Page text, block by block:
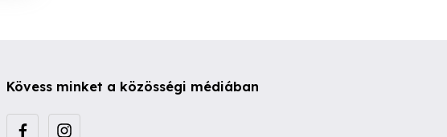
Kövess minket a közösségi médiában